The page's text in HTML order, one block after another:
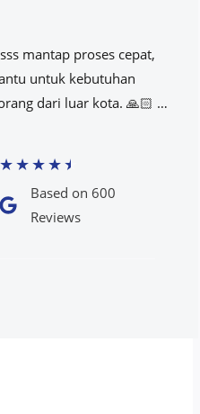
mantap proses cepat,
untuk kebutuhan
dari luar kota. 🙏🏻 …
★★★★★
Based on 600
Reviews​